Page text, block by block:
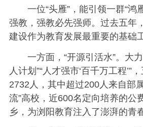
一位“头雁”，能引领一群“鸿
强教，强教必先强师。过去五年
建设作为教育发展最重要的基础
一方面，“开源引活水”。大
人计划”“人才强市‘百千万工程’”
2732人，其中超过200人来自部
流”高校，近600名定向培养的公
乡，为浏阳教育注入了澎湃的青